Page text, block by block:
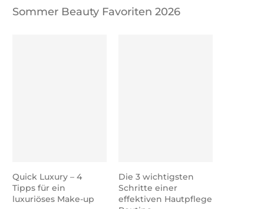
Sommer Beauty Favoriten 2026
Quick Luxury – 4
Tipps für ein
luxuriöses Make-up
Die 3 wichtigsten
Schritte einer
effektiven Hautpflege